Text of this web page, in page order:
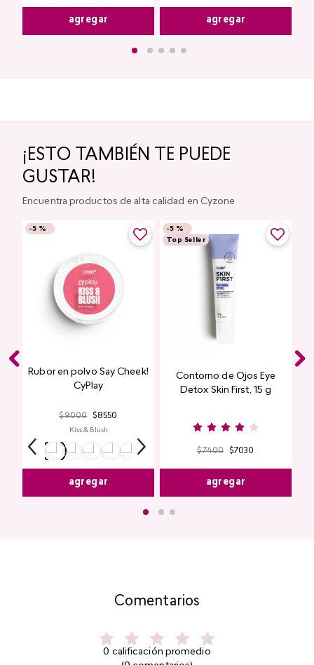
agregar agregar
¡ESTO TAMBIÉN TE PUEDE
GUSTAR!
Encuentra productos de alta calidad en Cyzone
-5 %
Rubor en polvo Say Cheek!
CyPlay
$9000 $8550
Kiss & Blush
agregar
-5 %
Top Seller
Contorno de Ojos Eye
Detox Skin First, 15 g
$7400 $7030
agregar
Comentarios
0 calificación promedio